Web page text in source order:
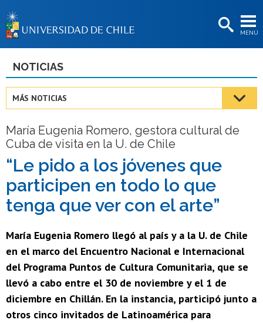
MENÚ
BIBLIOTECAS
Estudiantes
Académicas/os
Funcionarias/os
Egresadas/os
NOTICIAS
MÁS NOTICIAS
María Eugenia Romero, gestora cultural de
Cuba de visita en la U. de Chile
“Le pido a los jóvenes que
participen en todo lo que
tenga que ver con el arte”
María Eugenia Romero llegó al país y a la U. de Chile
en el marco del Encuentro Nacional e Internacional
del Programa Puntos de Cultura Comunitaria, que se
llevó a cabo entre el 30 de noviembre y el 1 de
diciembre en Chillán. En la instancia, participó junto a
otros cinco invitados de Latinoamérica para